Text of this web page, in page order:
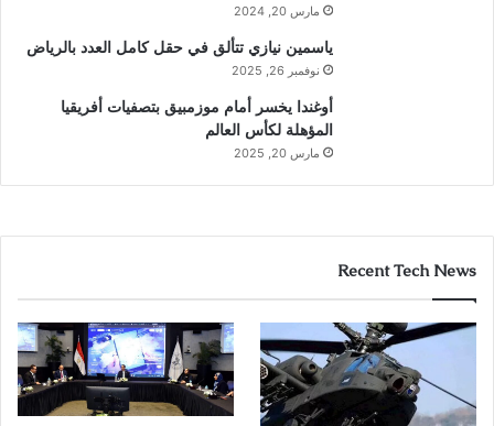
مارس 20, 2024
ياسمين نيازي تتألق في حقل كامل العدد بالرياض
نوفمبر 26, 2025
أوغندا يخسر أمام موزمبيق بتصفيات أفريقيا
المؤهلة لكأس العالم
مارس 20, 2025
Recent Tech News